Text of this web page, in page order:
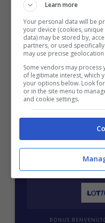
BONUS
Fino a
Per i nuovi registrati:
Scommesse + 50%
Mostra
BONUS
Learn more
Your personal data will be
your device (cookies,
data) may be stored by,
partners, or used
may use precise
Some vendors may
of legitimate interest, which
your options below. Look
or in the site menu to
and cookie settings.